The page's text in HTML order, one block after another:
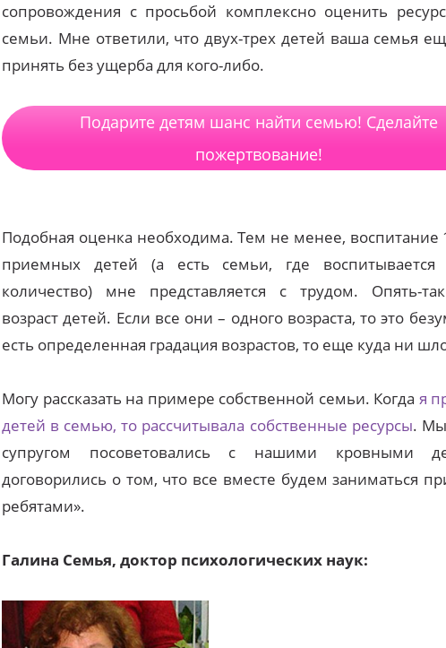
сопровождения с просьбой комплексно оценить
семьи. Мне ответили, что двух-трех детей ваша семья
принять без ущерба для кого-либо.
Подарите детям шанс найти семью! Сделайте
пожертвование!
Подобная оценка необходима. Тем не менее, воспитание
приемных детей (а есть семьи, где воспитывается
количество) мне представляется с трудом. Опять-
возраст детей. Если все они – одного возраста, то это
есть определенная градация возрастов, то еще куда ни
Могу рассказать на примере собственной семьи. Когда я
детей в семью, то рассчитывала собственные ресурсы. Мы
супругом посоветовались с нашими кровными
договорились о том, что все вместе будем заниматься
ребятами».
Галина Семья, доктор психологических наук: